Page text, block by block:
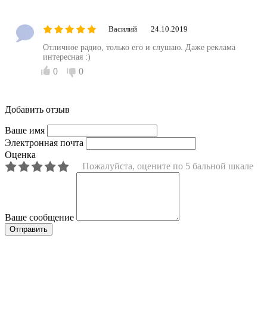
Василий 24.10.2019
Отличное радио, только его и слушаю. Даже реклама
интересная :)
0 0
Добавить отзыв
Ваше имя
Электронная почта
Оценка
Пожалуйста, оцените по 5 бальной шкале
Ваше сообщение